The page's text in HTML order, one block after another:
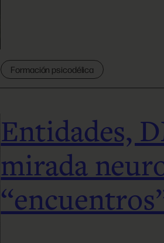
Formación psicodélica
Entidades,
mirada